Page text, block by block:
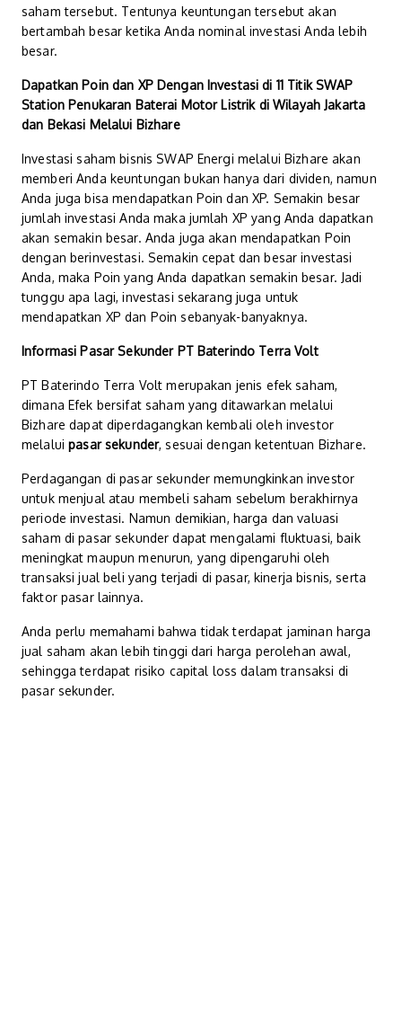
saham tersebut. Tentunya keuntungan tersebut akan
bertambah besar ketika Anda nominal investasi Anda lebih
besar.
Dapatkan Poin dan XP Dengan Investasi di 11 Titik SWAP
Station Penukaran Baterai Motor Listrik di Wilayah Jakarta
dan Bekasi Melalui Bizhare
Investasi saham bisnis SWAP Energi melalui Bizhare akan
memberi Anda keuntungan bukan hanya dari dividen, namun
Anda juga bisa mendapatkan Poin dan XP. Semakin besar
jumlah investasi Anda maka jumlah XP yang Anda dapatkan
akan semakin besar. Anda juga akan mendapatkan Poin
dengan berinvestasi. Semakin cepat dan besar investasi
Anda, maka Poin yang Anda dapatkan semakin besar. Jadi
tunggu apa lagi, investasi sekarang juga untuk
mendapatkan XP dan Poin sebanyak-banyaknya.
Informasi Pasar Sekunder PT Baterindo Terra Volt
PT Baterindo Terra Volt merupakan jenis efek saham,
dimana Efek bersifat saham yang ditawarkan melalui
Bizhare dapat diperdagangkan kembali oleh investor
melaluipasar sekunder, sesuai dengan ketentuan Bizhare.
Perdagangan di pasar sekunder memungkinkan investor
untuk menjual atau membeli saham sebelum berakhirnya
periode investasi. Namun demikian, harga dan valuasi
saham di pasar sekunder dapat mengalami fluktuasi, baik
meningkat maupun menurun, yang dipengaruhi oleh
transaksi jual beli yang terjadi di pasar, kinerja bisnis, serta
faktor pasar lainnya.
Anda perlu memahami bahwa tidak terdapat jaminan harga
jual saham akan lebih tinggi dari harga perolehan awal,
sehingga terdapat risiko capital loss dalam transaksi di
pasar sekunder.